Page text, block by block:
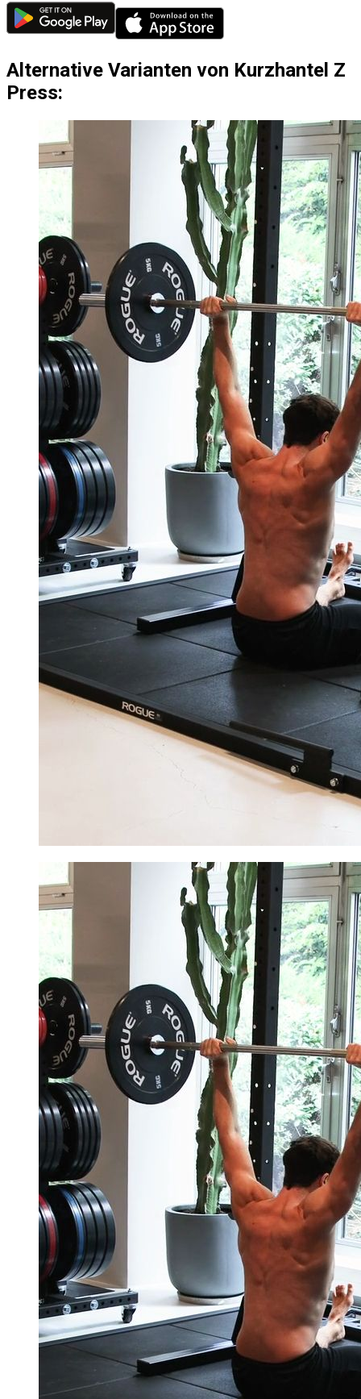
Alternative Varianten von Kurzhantel Z
Press: